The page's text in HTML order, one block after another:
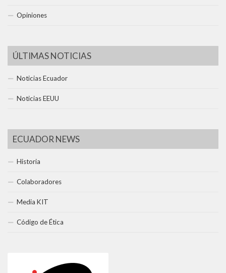
Opiniones
ÚLTIMAS NOTICIAS
Noticias Ecuador
Noticias EEUU
ECUADOR NEWS
Historia
Colaboradores
Media KIT
Código de Ética